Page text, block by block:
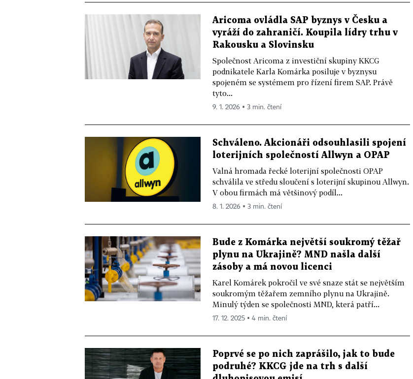
Aricoma ovládla SAP byznys v Česku a
vyráží do zahraničí. Koupila lídry trhu v
Rakousku a Slovinsku
Společnost Aricoma z investiční skupiny KKCG
podnikatele Karla Komárka posiluje v byznysu
spojeném se systémem pro řízení firem SAP. Právě
tyto...
9. 1. 2026 ▪ 3 min. čtení
Schváleno. Akcionáři odsouhlasili spojení
loterijních společností Allwyn a OPAP
Valná hromada řecké loterijní společnosti OPAP
schválila ve středu sloučení s loterijní skupinou Allwyn.
V obou firmách má většinový podíl...
8. 1. 2026 ▪ 3 min. čtení
Bude z Komárka největší soukromý těžař
plynu na Ukrajině? MND našla další
zásoby a má novou licenci
Karel Komárek pokročil ve své snaze stát se největším
soukromým těžařem zemního plynu na Ukrajině.
Minulý týden se společnosti MND, která patří...
17. 12. 2025 ▪ 4 min. čtení
Poprvé se po nich zaprášilo, jak to bude
podruhé? KKCG jde na trh s další